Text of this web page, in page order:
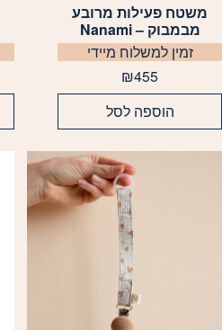
משטח פעילות מרובע
מבמבוק – Nanami
זמין למשלוח מיידי
₪455
הוספה לסל